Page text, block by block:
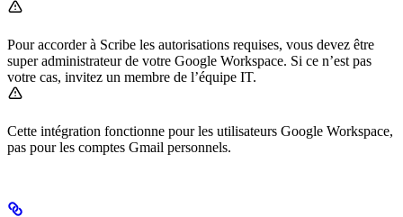
Pour accorder à Scribe les autorisations requises, vous devez être
super administrateur de votre Google Workspace. Si ce n’est pas
votre cas, invitez un membre de l’équipe IT.
Cette intégration fonctionne pour les utilisateurs Google Workspace,
pas pour les comptes Gmail personnels.